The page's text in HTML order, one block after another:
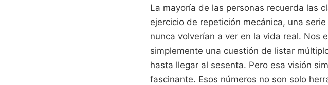
La mayoría de las personas recuerda las
ejercicio de repetición mecánica, una
nunca volverían a ver en la vida real. Nos
simplemente una cuestión de listar
hasta llegar al sesenta. Pero esa visión
fascinante. Esos números no son solo